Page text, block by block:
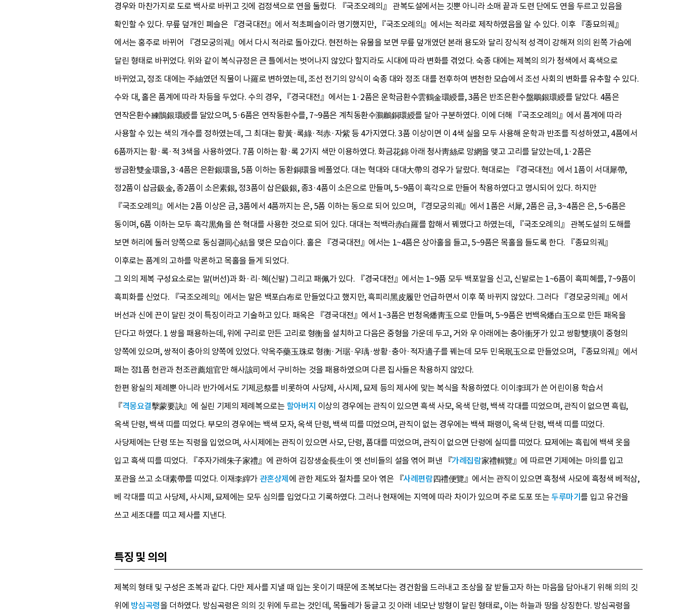
경우와 마찬가지로 도로 백사로 바뀌고 깃에 검정색으로 연을 둘렀다. 『국조오례의』 관복도설에서는 깃뿐 아니라 소매 끝과 도련 단에도 연을 두르고 있음을
확인할 수 있다. 무릎 덮개인 폐슬은 『경국대전』에서 적초폐슬이라 명기했지만, 『국조오례의』에서는 적라로 제작하였음을 알 수 있다. 이후 『종묘의궤』
에서는 홍주로 바뀌어 『경모궁의궤』에서 다시 적라로 돌아갔다. 현전하는 유물을 보면 무릎 덮개였던 본래 용도와 달리 장식적 성격이 강해져 의의 왼쪽 가슴에
달린 형태로 바뀌었다. 위와 같이 복식규정은 큰 틀에서는 벗어나지 않았다 할지라도 시대에 따라 변화를 겪었다. 숙종 대에는 제복의 의가 청색에서 흑색으로
바뀌었고, 정조 대에는 주紬였던 직물이 나羅로 변하였는데, 조선 전기의 양식이 숙종 대와 정조 대를 전후하여 변천한 모습에서 조선 사회의 변화를 유추할 수 있다.
수와 대, 홀은 품계에 따라 차등을 두었다. 수의 경우, 『경국대전』에서는 1·2품은 운학금환수雲鶴金環綬를, 3품은 반조은환수盤鵰銀環綬를 달았다. 4품은
연작은환수練鵲銀環綬를 달았으며, 5·6품은 연작동환수를, 7~9품은 계칙동환수鸂鶒銅環綬를 달아 구분하였다. 이에 더해 『국조오례의』에서 품계에 따라
사용할 수 있는 색의 개수를 정하였는데, 그 최대는 황黃·록綠·적赤·자紫 등 4가지였다. 3품 이상이면 이 4색 실을 모두 사용해 운학과 반조를 직성하였고, 4품에서
6품까지는 황·록·적 3색을 사용하였다. 7품 이하는 황·록 2가지 색만 이용하였다. 화금花錦 아래 청사靑絲로 망網을 맺고 고리를 달았는데, 1·2품은
쌍금환雙金環을, 3·4품은 은환銀環을, 5품 이하는 동환銅環을 베풀었다. 대는 혁대와 대대大帶의 경우가 달랐다. 혁대로는 『경국대전』에서 1품이 서대犀帶,
정2품이 삽금鈒金, 종2품이 소은素銀, 정3품이 삽은鈒銀, 종3·4품이 소은으로 만들며, 5~9품이 흑각으로 만들어 착용하였다고 명시되어 있다. 하지만
『국조오례의』에서는 2품 이상은 금, 3품에서 4품까지는 은, 5품 이하는 동으로 되어 있으며, 『경모궁의궤』에서 1품은 서犀, 2품은 금, 3~4품은 은, 5~6품은
동이며, 6품 이하는 모두 흑각黒角을 쓴 혁대를 사용한 것으로 되어 있다. 대대는 적백라赤白羅를 합해서 꿰맸다고 하였는데, 『국조오례의』 관복도설의 도해를
보면 허리에 둘러 양쪽으로 동심결同心結을 맺은 모습이다. 홀은 『경국대전』에서는 1~4품은 상아홀을 들고, 5~9품은 목홀을 들도록 한다. 『종묘의궤』
이후로는 품계의 고하를 막론하고 목홀을 들게 되었다.
그 외의 제복 구성요소로는 말(버선)과 화·리·혜(신발) 그리고 패佩가 있다. 『경국대전』에서는 1~9품 모두 백포말을 신고, 신발로는 1~6품이 흑피혜를, 7~9품이
흑피화를 신었다. 『국조오례의』에서는 말은 백포白布로 만들었다고 했지만, 흑피리黑皮履만 언급하면서 이후 쭉 바뀌지 않았다. 그러다 『경모궁의궤』에서
버선과 신에 끈이 달린 것이 특징이라고 기술하고 있다. 패옥은 『경국대전』에서 1~3품은 번청옥燔靑玉으로 만들며, 5~9품은 번백옥燔白玉으로 만든 패옥을
단다고 하였다. 1 쌍을 패용하는데, 위에 구리로 만든 고리로 형衡을 설치하고 다음은 중형을 가운데 두고, 거와 우 아래에는 충아衝牙가 있고 쌍황雙璜이 중형의
양쪽에 있으며, 쌍적이 충아의 양쪽에 있었다. 약옥주藥玉珠로 형衡·거琚·우瑀·쌍황·충아·적자適子를 꿰는데 모두 민옥珉玉으로 만들었으며, 『종묘의궤』에서
패는 정1품 헌관과 천조관薦俎官만 해사該司에서 구비하는 것을 패용하였으며 다른 집사들은 착용하지 않았다.
한편 왕실의 제례뿐 아니라 반가에서도 기제忌祭를 비롯하여 사당제, 사시제, 묘제 등의 제사에 맞는 복식을 착용하였다. 이이李珥가 쓴 어린이용 학습서
『격몽요결擊蒙要訣』에 실린 기제의 제례복으로는 할아버지 이상의 경우에는 관직이 있으면 흑색 사모, 옥색 단령, 백색 각대를 띠었으며, 관직이 없으면 흑립,
옥색 단령, 백색 띠를 띠었다. 부모의 경우에는 백색 모자, 옥색 단령, 백색 띠를 띠었으며, 관직이 없는 경우에는 백색 패랭이, 옥색 단령, 백색 띠를 띠었다.
사당제에는 단령 또는 직령을 입었으며, 사시제에는 관직이 있으면 사모, 단령, 품대를 띠었으며, 관직이 없으면 단령에 실띠를 띠었다. 묘제에는 흑립에 백색 옷을
입고 흑색 띠를 띠었다. 『주자가례朱子家禮』에 관하여 김장생金長生이 옛 선비들의 설을 엮어 펴낸 『가례집람家禮輯覽』에 따르면 기제에는 마의를 입고
포관을 쓰고 소대素帶를 띠었다. 이재李縡가관혼상제에 관한 제도와 절차를 모아 엮은 『사례편람四禮便覽』에서는 관직이 있으면 흑청색 사모에 흑청색 베적삼,
베 각대를 띠고 사당제, 사시제, 묘제에는 모두 심의를 입었다고 기록하였다. 그러나 현재에는 지역에 따라 차이가 있으며 주로 도포 또는두루마기를 입고 유건을
쓰고 세조대를 띠고 제사를 지낸다.
특징 및 의의
제복의 형태 및 구성은 조복과 같다. 다만 제사를 지낼 때 입는 옷이기 때문에 조복보다는 경건함을 드러내고 조상을 잘 받들고자 하는 마음을 담아내기 위해 의의 깃
위에 방심곡령을 더하였다. 방심곡령은 의의 깃 위에 두르는 것인데, 목둘레가 둥글고 깃 아래 네모난 방형이 달린 형태로, 이는 하늘과 땅을 상징한다. 방심곡령을